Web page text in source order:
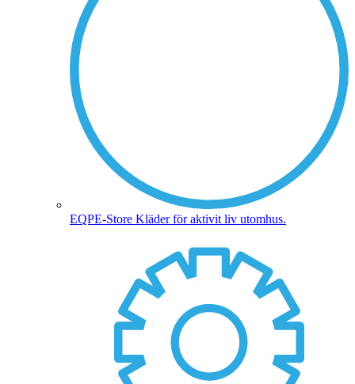
EQPE-Store Kläder för aktivit liv utomhus.